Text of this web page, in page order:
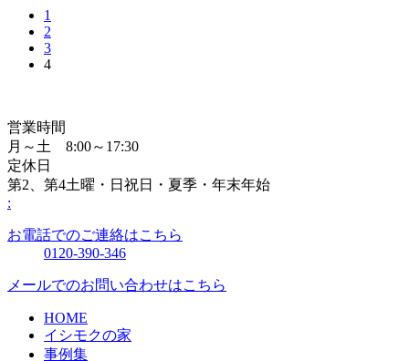
1
2
3
4
営業時間
月～土 8:00～17:30
定休日
第2、第4土曜・日祝日・夏季・年末年始
:
お電話でのご連絡はこちら
0120-390-346
メールでのお問い合わせはこちら
HOME
イシモクの家
事例集